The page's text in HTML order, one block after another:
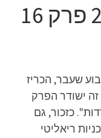
הזמר במסכה 2025 פרק 16
שעבר, הכריז
כי בתאריך זה ישודר הפרק
כזכור, גם
ריאליטי